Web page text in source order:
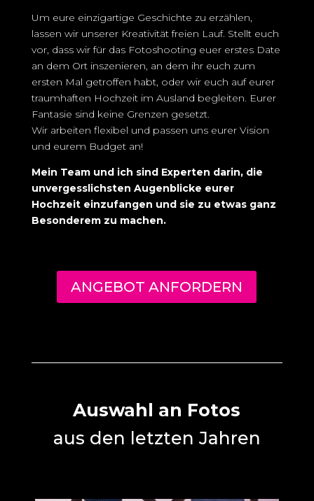
Um eure einzigartige Geschichte zu erzählen,
lassen wir unserer Kreativität freien Lauf. Stellt euch
vor, dass wir für das Fotoshooting euer erstes Date
an dem Ort inszenieren, an dem ihr euch zum
ersten Mal getroffen habt, oder wir euch auf eurer
traumhaften Hochzeit im Ausland begleiten. Eurer
Fantasie sind keine Grenzen gesetzt.
Wir arbeiten flexibel und passen uns eurer Vision
und eurem Budget an!
Mein Team und ich sind Experten darin, die
unvergesslichsten Augenblicke eurer
Hochzeit einzufangen und sie zu etwas ganz
Besonderem zu machen.
ANGEBOT ANFORDERN
Auswahl an Fotos
aus den letzten Jahren